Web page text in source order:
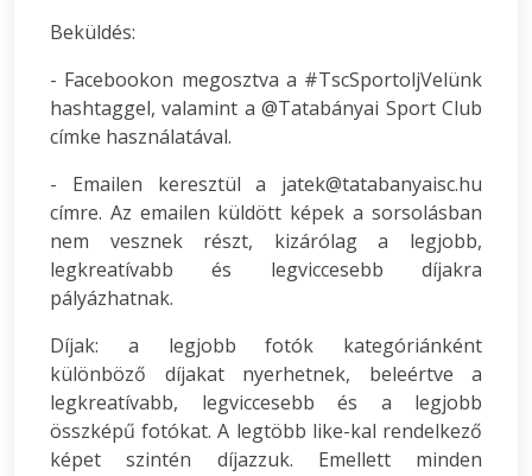
Beküldés:
- Facebookon megosztva a #TscSportoljVelünk
hashtaggel, valamint a @Tatabányai Sport Club
címke használatával.
- Emailen keresztül a jatek@tatabanyaisc.hu
címre. Az emailen küldött képek a sorsolásban
nem vesznek részt, kizárólag a legjobb,
legkreatívabb és legviccesebb díjakra
pályázhatnak.
Díjak: a legjobb fotók kategóriánként
különböző díjakat nyerhetnek, beleértve a
legkreatívabb, legviccesebb és a legjobb
összképű fotókat. A legtöbb like-kal rendelkező
képet szintén díjazzuk. Emellett minden